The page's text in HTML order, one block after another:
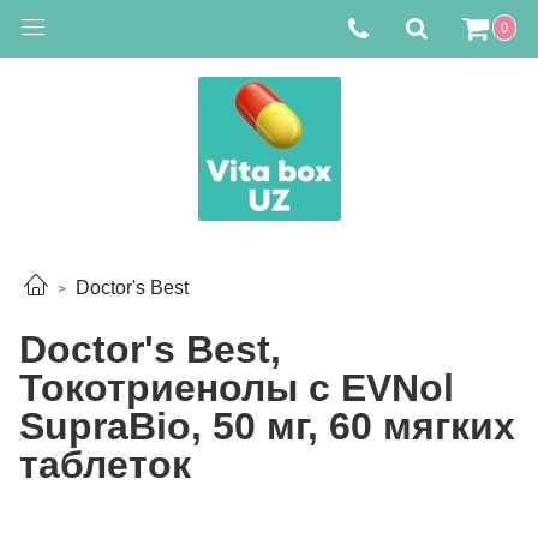
0
Doctor's Best
Doctor's Best,
Токотриенолы с EVNol
SupraBio, 50 мг, 60 мягких
таблеток